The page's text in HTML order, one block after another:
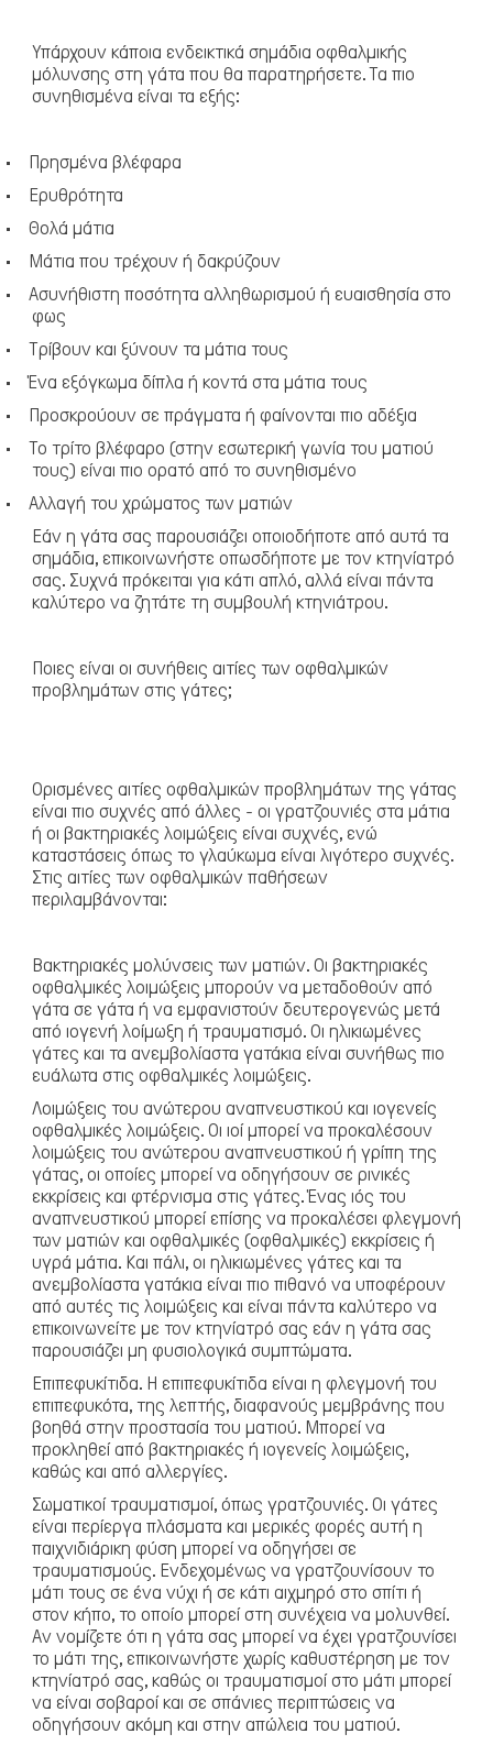
Πτηνά
Μικρά ζώα
Υπάρχουν κάποια ενδεικτικά σημάδια οφθαλμικής
μόλυνσης στη γάτα που θα παρατηρήσετε. Τα πιο
συνηθισμένα είναι τα εξής:
·
Πρησμένα βλέφαρα
·
Ερυθρότητα
·
Θολά μάτια
·
Μάτια που τρέχουν ή δακρύζουν
·
Ασυνήθιστη ποσότητα αλληθωρισμού ή ευαισθησία στο
φως
·
Τρίβουν και ξύνουν τα μάτια τους
·
Ένα εξόγκωμα δίπλα ή κοντά στα μάτια τους
·
Προσκρούουν σε πράγματα ή φαίνονται πιο αδέξια
·
Το τρίτο βλέφαρο (στην εσωτερική γωνία του ματιού
τους) είναι πιο ορατό από το συνηθισμένο
·
Αλλαγή του χρώματος των ματιών
Εάν η γάτα σας παρουσιάζει οποιοδήποτε από αυτά τα
σημάδια, επικοινωνήστε οπωσδήποτε με τον κτηνίατρό
σας. Συχνά πρόκειται για κάτι απλό, αλλά είναι πάντα
καλύτερο να ζητάτε τη συμβουλή κτηνιάτρου.
Ποιες είναι οι συνήθεις αιτίες των οφθαλμικών
προβλημάτων στις γάτες;
Ορισμένες αιτίες οφθαλμικών προβλημάτων της γάτας
είναι πιο συχνές από άλλες - οι γρατζουνιές στα μάτια
ή οι βακτηριακές λοιμώξεις είναι συχνές, ενώ
καταστάσεις όπως το γλαύκωμα είναι λιγότερο συχνές.
Στις αιτίες των οφθαλμικών παθήσεων
περιλαμβάνονται:
Βακτηριακές μολύνσεις των ματιών. Οι βακτηριακές
οφθαλμικές λοιμώξεις μπορούν να μεταδοθούν από
γάτα σε γάτα ή να εμφανιστούν δευτερογενώς μετά
από ιογενή λοίμωξη ή τραυματισμό. Οι ηλικιωμένες
γάτες και τα ανεμβολίαστα γατάκια είναι συνήθως πιο
ευάλωτα στις οφθαλμικές λοιμώξεις.
Λοιμώξεις του ανώτερου αναπνευστικού και ιογενείς
οφθαλμικές λοιμώξεις. Οι ιοί μπορεί να προκαλέσουν
λοιμώξεις του ανώτερου αναπνευστικού ή γρίπη της
γάτας, οι οποίες μπορεί να οδηγήσουν σε ρινικές
εκκρίσεις και φτέρνισμα στις γάτες. Ένας ιός του
αναπνευστικού μπορεί επίσης να προκαλέσει φλεγμονή
των ματιών και οφθαλμικές (οφθαλμικές) εκκρίσεις ή
υγρά μάτια. Και πάλι, οι ηλικιωμένες γάτες και τα
ανεμβολίαστα γατάκια είναι πιο πιθανό να υποφέρουν
από αυτές τις λοιμώξεις και είναι πάντα καλύτερο να
επικοινωνείτε με τον κτηνίατρό σας εάν η γάτα σας
παρουσιάζει μη φυσιολογικά συμπτώματα.
Επιπεφυκίτιδα. Η επιπεφυκίτιδα είναι η φλεγμονή του
επιπεφυκότα, της λεπτής, διαφανούς μεμβράνης που
βοηθά στην προστασία του ματιού. Μπορεί να
προκληθεί από βακτηριακές ή ιογενείς λοιμώξεις,
καθώς και από αλλεργίες.
Σωματικοίτραυματισμοί, όπως γρατζουνιές. Οι γάτες
είναι περίεργα πλάσματα και μερικές φορές αυτή η
παιχνιδιάρικη φύση μπορεί να οδηγήσει σε
τραυματισμούς. Ενδεχομένως να γρατζουνίσουν το
μάτι τους σε ένα νύχι ή σε κάτι αιχμηρό στο σπίτι ή
στον κήπο, το οποίο μπορεί στη συνέχεια να μολυνθεί.
Αν νομίζετε ότι η γάτα σας μπορεί να έχει γρατζουνίσει
το μάτι της, επικοινωνήστε χωρίς καθυστέρηση με τον
κτηνίατρό σας, καθώς οι τραυματισμοί στο μάτι μπορεί
να είναι σοβαροί και σε σπάνιες περιπτώσεις να
οδηγήσουν ακόμη και στην απώλεια του ματιού.